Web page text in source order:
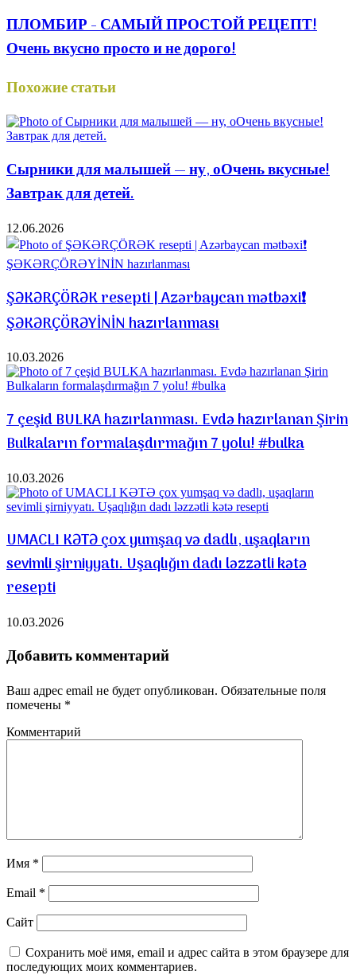
ПЛОМБИР - САМЫЙ ПРОСТОЙ РЕЦЕПТ!
Очень вкусно просто и не дорого!
Похожие статьи
Сырники для малышей — ну, оОчень вкусные!
Завтрак для детей.
12.06.2026
ŞƏKƏRÇÖRƏK resepti | Azərbaycan mətbəxi❗️
ŞƏKƏRÇÖRƏYİNİN hazırlanması
10.03.2026
7 çeşid BULKA hazırlanması. Evdə hazırlanan Şirin
Bulkaların formalaşdırmağın 7 yolu! #bulka
10.03.2026
UMACLI KƏTƏ çox yumşaq və dadlı, uşaqların
sevimli şirniyyatı. Uşaqlığın dadı ləzzətli kətə
resepti
10.03.2026
Добавить комментарий
Ваш адрес email не будет опубликован. Обязательные поля
помечены *
Комментарий
Имя *
Email *
Сайт
Сохранить моё имя, email и адрес сайта в этом браузере для
последующих моих комментариев.